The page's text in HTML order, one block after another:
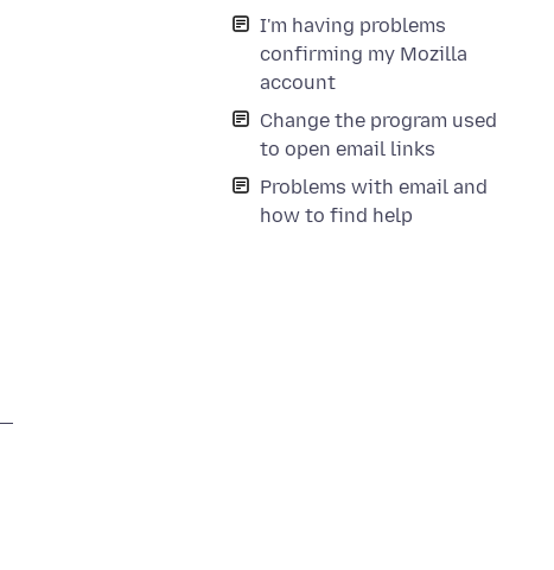
I'm having problems
confirming my Mozilla
account
Change the program used
to open email links
Problems with email and
how to find help